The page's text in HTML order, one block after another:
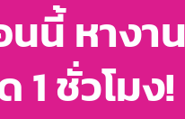
นี้ หางาน
1 ชั่วโมง!